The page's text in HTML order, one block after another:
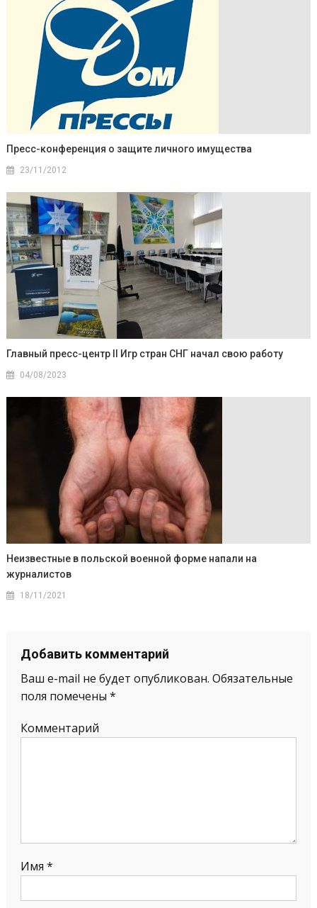
Пресс-конференция о защите личного имущества
23/11/2012
Главный пресс-центр II Игр стран СНГ начал свою работу
04/08/2023
Неизвестные в польской военной форме напали на
журналистов
18/11/2021
Добавить комментарий
Ваш e-mail не будет опубликован. Обязательные
поля помечены *
Комментарий
Имя *